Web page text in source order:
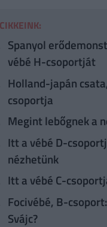
Spanyol
vébé H-csoportját
Holland-japán
csoportja
Megint lebőgnek a
Itt a vébé D-
nézhetünk
Itt a vébé C-
Focivébé, B-
Svájc?